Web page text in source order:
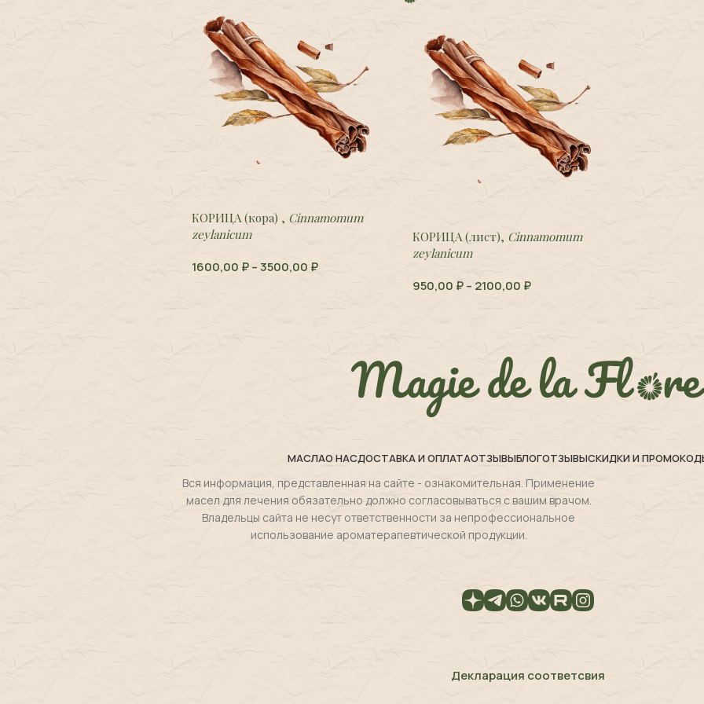
КОРИЦА (кора) , Cinnamomum
zeylanicum
1600,00 ₽–3500,00 ₽
КОРИЦА (лист), Cinnamomum
zeylanicum
950,00 ₽– 2100,00 ₽
МАСЛАО НАСДОСТАВКА И ОПЛАТАОТЗЫВЫБЛОГОТЗЫВЫСКИДКИ И
Вся информация, представленная на сайте - ознакомительная. Применение
масел для лечения обязательно должно согласовываться с вашим врачом.
Владельцы сайта не несут ответственности за непрофессиональное
использование ароматерапевтической продукции.
Декларация соответсвия